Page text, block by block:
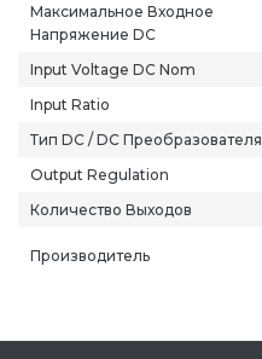
Максимальное Входное
Напряжение DC
Input Voltage DC Nom
Input Ratio
Тип DC / DC Преобразователя
Output Regulation
Количество Выходов
Производитель